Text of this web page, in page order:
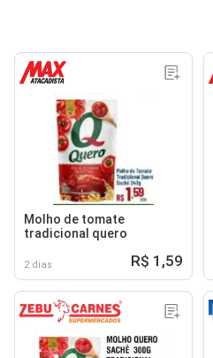
Molho de tomate
tradicional quero
2 dias R$ 1,59